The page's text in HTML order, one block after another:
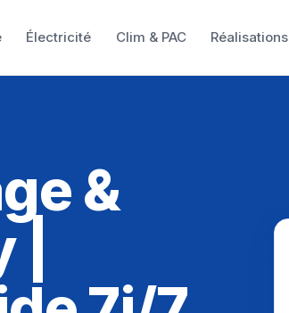
Électricité Clim & PAC Réalisations
&